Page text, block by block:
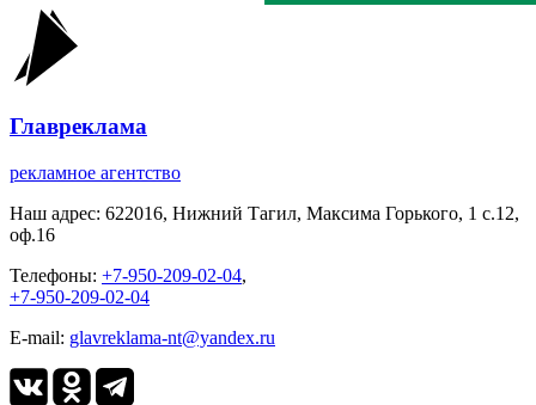
Главреклама
рекламное агентство
Наш адрес: 622016, Нижний Тагил, Максима Горького, 1 c.12,
оф.16
Телефоны: +7-950-209-02-04,
+7-950-209-02-04
E-mail: glavreklama-nt@yandex.ru